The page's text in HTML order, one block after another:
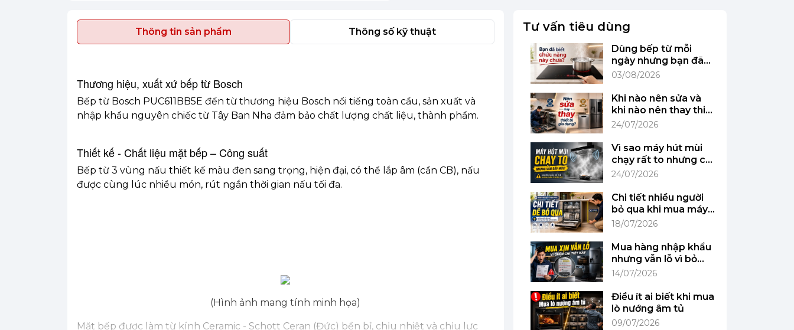
Thông tin sản phẩm Thông số kỹ thuật
Thương hiệu, xuất xứ bếp từ Bosch
Bếp từ Bosch PUC611BB5E đến từ thương hiệu Bosch nổi tiếng toàn cầu, sản xuất và
nhập khẩu nguyên chiếc từ Tây Ban Nha đảm bảo chất lượng chất liệu, thành phẩm.
Thiết kế - Chất liệu mặt bếp – Công suất
Bếp từ 3 vùng nấu thiết kế màu đen sang trọng, hiện đại, có thể lắp âm (cần CB), nấu
được cùng lúc nhiều món, rút ngắn thời gian nấu tối đa.
(Hình ảnh mang tính minh họa)
Mặt bếp được làm từ kính Ceramic - Schott Ceran (Đức) bền bỉ, chịu nhiệt và chịu lực
Tư vấn tiêu dùng
Dùng bếp từ mỗi
ngày nhưng bạn đã
biết chức năng này
03/08/2026
Khi nào nên sửa và
khi nào nên thay thiết
bị gia dụng?
24/07/2026
Vì sao máy hút mùi
chạy rất to nhưng căn
bếp vẫn đầy mùi?
24/07/2026
Chi tiết nhiều người
bỏ qua khi mua máy
rửa bát lần đầu
18/07/2026
Mua hàng nhập khẩu
nhưng vẫn lỗ vì bỏ
qua chi tiết này
14/07/2026
Điều ít ai biết khi mua
lò nướng âm tủ
09/07/2026